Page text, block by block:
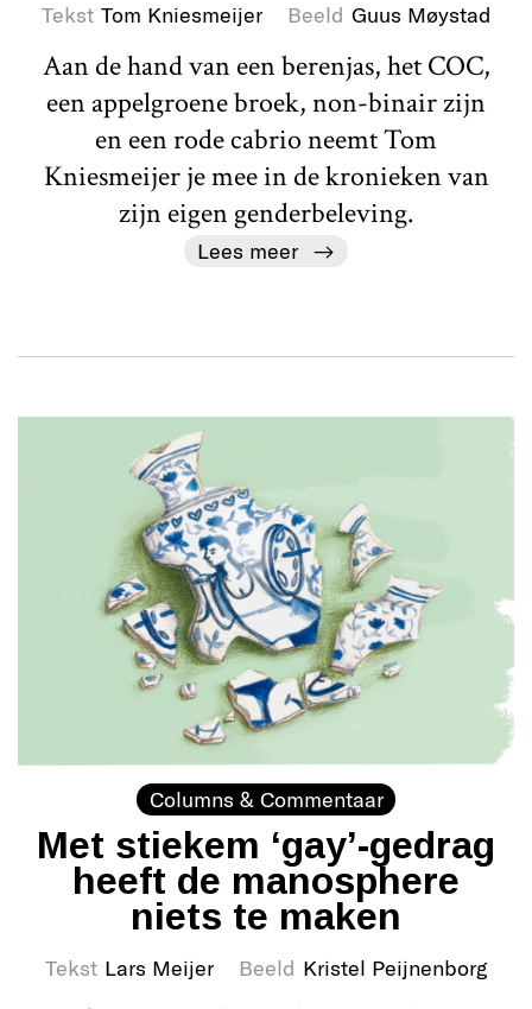
Tekst Tom Kniesmeijer Beeld Guus Møystad
Aan de hand van een berenjas, het COC,
een appelgroene broek, non-binair zijn
en een rode cabrio neemt Tom
Kniesmeijer je mee in de kronieken van
zijn eigen genderbeleving.
Lees meer
Columns & Commentaar
Met stiekem ‘gay’-gedrag
heeft de manosphere
niets te maken
Tekst Lars Meijer Beeld Kristel Peijnenborg